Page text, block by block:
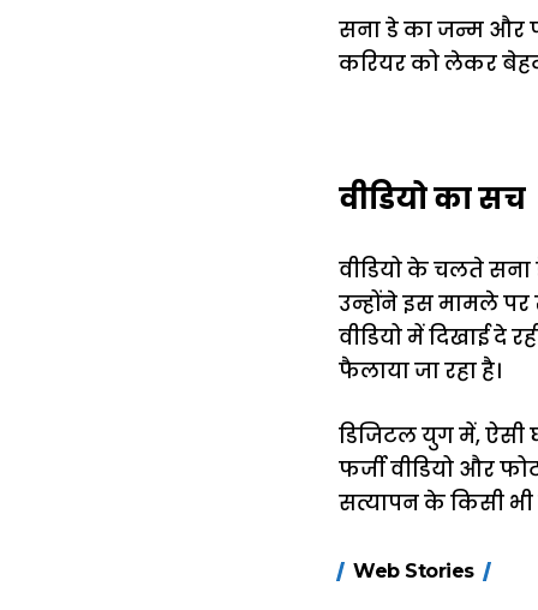
सना डे का जन्म और
करियर को लेकर बेहद
वीडियो का सच
वीडियो के चलते
उन्होंने इस मामले
वीडियो में दिखाई दे
फैलाया जा रहा है।
डिजिटल युग में,
फर्जी वीडियो और
सत्यापन के किसी
Web Stories
होंगे FASTag के